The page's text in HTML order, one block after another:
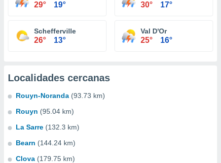
29° 19° 30° 17°
Schefferville
26° 13°
Val D'Or
25° 16°
Localidades cercanas
Rouyn-Noranda (93.73 km)
Rouyn (95.04 km)
La Sarre (132.3 km)
Bearn (144.24 km)
Clova (179.75 km)